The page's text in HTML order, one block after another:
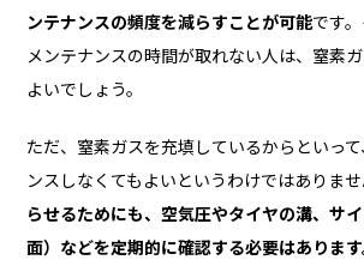
ンテナンスの頻度を減らすことが可能です
メンテナンスの時間が取れない人は、窒素
よいでしょう。
ただ、窒素ガスを充填しているからといっ
ンスしなくてもよいというわけではありま
らせるためにも、空気圧やタイヤの溝、サ
面）などを定期的に確認する必要はあります